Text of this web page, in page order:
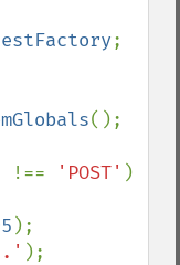
;
();
!== 'POST' )
);
);